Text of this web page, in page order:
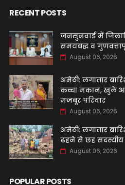
RECENT POSTS
जनसुनवाई में
समयबद्ध व
August 06, 2026
अमेठी: लगातार
कच्चा मकान, खुले
मजबूर परिवार
August 06, 2026
अमेठी: लगातार
ढहने से छह सदस्यीय
August 06, 2026
POPULAR POSTS